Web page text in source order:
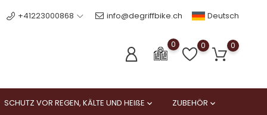
+41223000868 info@degriffbike.ch Deutsch
0 0 0
SCHUTZ VOR REGEN, KÄLTE UND HEIßE  ZUBEHÖR 